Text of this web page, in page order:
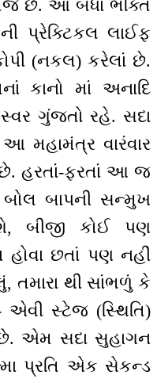
છે. આ બધાં ભક્તિ
પ્રેક્ટિકલ લાઈફ
(નકલ) કરેલાં છે.
કાનો માં અનાદિ
ગુંજતો રહે. સદા
વારંવાર
છે. હરતાં-ફરતાં આ જ
બાપની સન્મુખ
બીજી કોઈ પણ
છતાં પણ નહીં
તમારા થી સાંભળું કે
સ્ટેજ (સ્થિતિ)
એમ સદા સુહાગન
પ્રતિ એક સેકન્ડ